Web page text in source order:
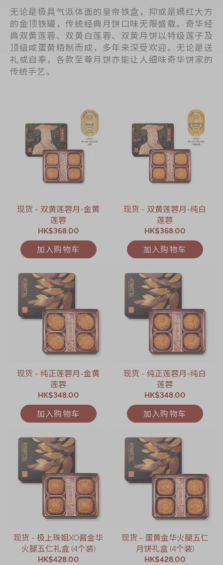
无论是极具气派体面的皇帝铁盒，抑或是嫣红大方
的金顶铁罐，传统经典月饼口味无限盛载。奇华经
典双黄莲蓉、双黄白莲蓉、双黄月饼以特级莲子及
顶级咸蛋黄精制而成，多年来深受欢迎。无论是送
礼或自奉，各款至尊月饼亦能让人细味奇华饼家的
传统手艺。
现货 - 双黄莲蓉月-金黄
莲蓉
HK$368.00
加入购物车
现货 - 双黄莲蓉月-纯白
莲蓉
HK$368.00
加入购物车
现货 - 纯正莲蓉月-金黄
莲蓉
HK$348.00
加入购物车
现货 - 纯正莲蓉月-纯白
莲蓉
HK$348.00
加入购物车
现货 - 极上珠姐XO酱金华
火腿五仁礼盒 (4个装)
HK$428.00
现货 - 蛋黄金华火腿五仁
月饼礼盒 (4个装)
HK$428.00